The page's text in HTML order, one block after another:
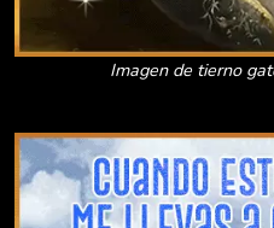
Imagen de tierno